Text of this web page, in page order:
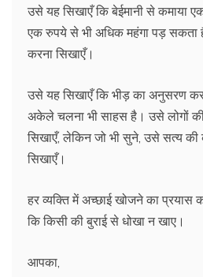
उसे यह सिखाएँ कि बेईमानी से कमाया
एक रुपये से भी अधिक महंगा पड़ सकता
करना सिखाएँ।
उसे यह सिखाएँ कि भीड़ का अनुसरण
अकेले चलना भी साहस है। उसे लोगों
सिखाएँ, लेकिन जो भी सुने, उसे सत्य की
सिखाएँ।
हर व्यक्ति में अच्छाई खोजने का प्रयास
कि किसी की बुराई से धोखा न खाए।
आपका,